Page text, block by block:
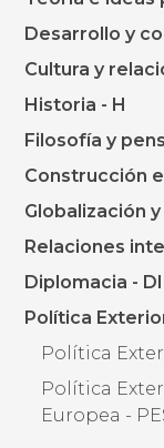
Desarrollo y
Cultura y
Historia - H
Filosofía y
Construcción
Globalización
Relaciones
Diplomacia -
Política
Política
Política
Europea -